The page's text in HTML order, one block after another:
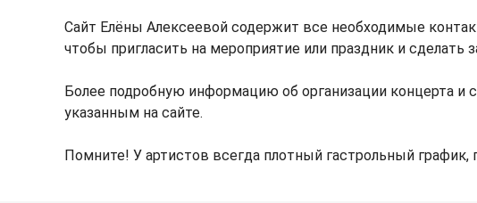
Сайт Елёны Алексеевой содержит все необходимые
чтобы пригласить на мероприятие или праздник и сделать
Более подробную информацию об организации концерта
указанным на сайте.
Помните! У артистов всегда плотный гастрольный график,